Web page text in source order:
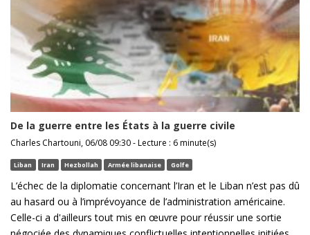
De la guerre entre les États à la guerre civile
Charles Chartouni, 06/08 09:30 - Lecture : 6 minute(s)
Liban Iran Hezbollah Armée libanaise Golfe
L’échec de la diplomatie concernant l’Iran et le Liban n’est pas dû
au hasard ou à l’imprévoyance de l’administration américaine.
Celle-ci a d'ailleurs tout mis en œuvre pour réussir une sortie